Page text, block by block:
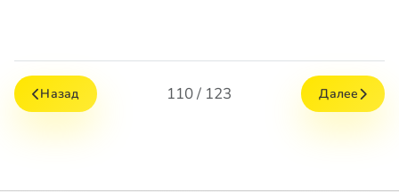
Назад 110 / 123 Далее